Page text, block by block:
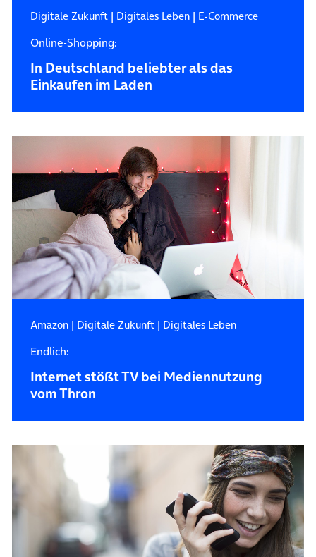
Digitale Zukunft| Digitales Leben| E-Commerce
Online-Shopping:
In Deutschland beliebter als das
Einkaufen im Laden
Amazon| Digitale Zukunft| Digitales Leben
Endlich:
Internet stößt TV bei Mediennutzung
vom Thron